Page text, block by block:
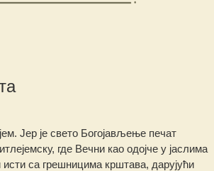
Јер је свето Богојављење печат
где Вечни као одојче у јаслима
са грешницима крштава, дарујући